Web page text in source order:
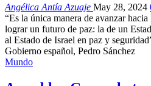
Angélica Antía Azuaje May 28, 2024
“Es la única manera de avanzar
lograr un futuro de paz: la de un
al Estado de Israel en paz y
Gobierno español, Pedro Sánchez
Mundo